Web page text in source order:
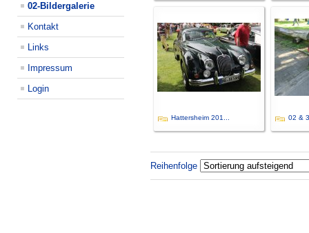
02-Bildergalerie
Kontakt
Links
Impressum
Login
Hattersheim 201... 02 &
Reihenfolge